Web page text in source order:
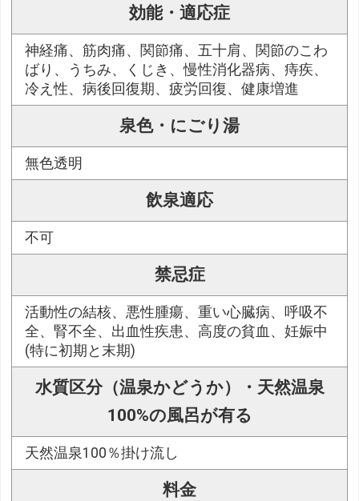
効能・適応症
神経痛、筋肉痛、関節痛、五十肩、関節のこわ
ばり、うちみ、くじき、慢性消化器病、痔疾、
冷え性、病後回復期、疲労回復、健康増進
泉色・にごり湯
無色透明
飲泉適応
不可
禁忌症
活動性の結核、悪性腫瘍、重い心臓病、呼吸不
全、腎不全、出血性疾患、高度の貧血、妊娠中
(特に初期と末期)
水質区分（温泉かどうか）・天然温泉
100%の風呂が有る
天然温泉100％掛け流し
料金